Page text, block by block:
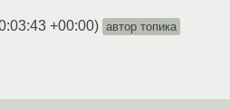
+00:00) автор топика